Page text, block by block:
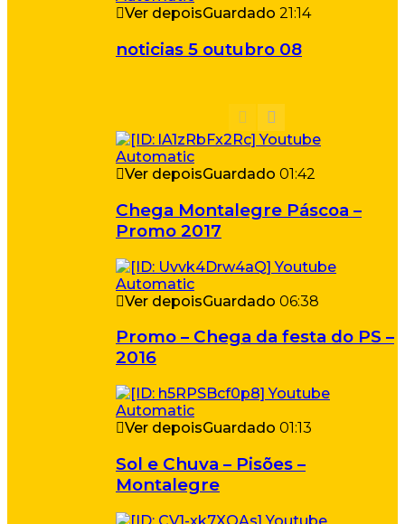
Ver depoisGuardado 21:14
noticias 5 outubro 08
Ver depoisGuardado 01:42
Chega Montalegre Páscoa –
Promo 2017
Ver depoisGuardado 06:38
Promo – Chega da festa do PS –
2016
Ver depoisGuardado 01:13
Sol e Chuva – Pisões –
Montalegre